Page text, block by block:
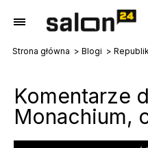
Strona główna Blogi
Komentarze
Monachium,